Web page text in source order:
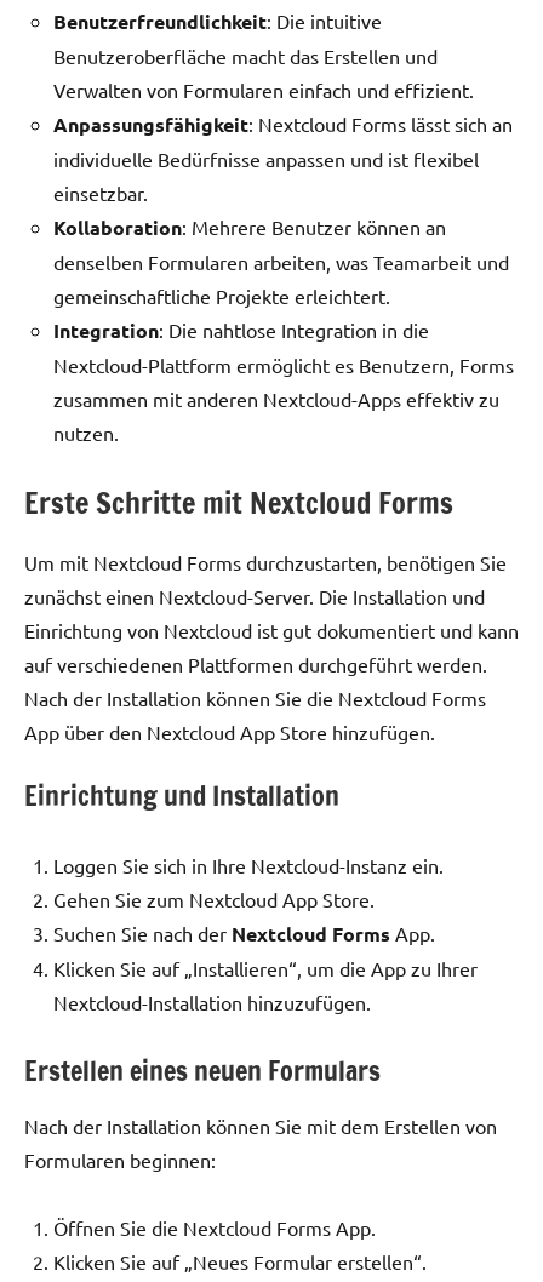
Benutzerfreundlichkeit: Die intuitive
Benutzeroberfläche macht das Erstellen und
Verwalten von Formularen einfach und effizient.
Anpassungsfähigkeit: Nextcloud Forms lässt sich an
individuelle Bedürfnisse anpassen und ist flexibel
einsetzbar.
Kollaboration: Mehrere Benutzer können an
denselben Formularen arbeiten, was Teamarbeit und
gemeinschaftliche Projekte erleichtert.
Integration: Die nahtlose Integration in die
Nextcloud-Plattform ermöglicht es Benutzern, Forms
zusammen mit anderen Nextcloud-Apps effektiv zu
nutzen.
Erste Schritte mit Nextcloud Forms
Um mit Nextcloud Forms durchzustarten, benötigen Sie
zunächst einen Nextcloud-Server. Die Installation und
Einrichtung von Nextcloud ist gut dokumentiert und kann
auf verschiedenen Plattformen durchgeführt werden.
Nach der Installation können Sie die Nextcloud Forms
App über den Nextcloud App Store hinzufügen.
Einrichtung und Installation
Loggen Sie sich in Ihre Nextcloud-Instanz ein.
Gehen Sie zum Nextcloud App Store.
Suchen Sie nach der Nextcloud Forms App.
Klicken Sie auf „Installieren“, um die App zu Ihrer
Nextcloud-Installation hinzuzufügen.
Erstellen eines neuen Formulars
Nach der Installation können Sie mit dem Erstellen von
Formularen beginnen:
Öffnen Sie die Nextcloud Forms App.
Klicken Sie auf „Neues Formular erstellen“.